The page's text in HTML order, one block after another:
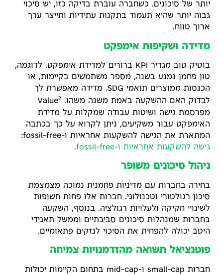
יותר של סיכונים. כשחברה עוברת בדיקה כזו, יש סיכוי
גבוה יותר שהיא תעמוד בתקנות עתידיות ותייצר ערך
ארוך טווח.
מדידה ושקיפות אימפקט
בוטיק טוב מגדיר KPI ברורים למדידת אימפקט. לדוגמה,
טון פחמן נמנע בשנה, מספר משתמשים בקיימות, או
הכנסות ממוצרים תואמי SDG. מדידה מאפשרת לך
לבדוק האם ההשקעה באמת משנה משהו. Value 2
מפרסמת גישה ושיטות עבודה שמקלות על מדידת
האימפקט עבור משקיעים, ניתן לקרוא על כך בכתבה
המתארת את הגישה להשקעות אחראיות ו-fossil-free:
גישה להשקעות אחראיות ו-fossil-free
.
ניהול סיכונים משופר
בחירה בחברות עם מדיניות פחמנית נמוכה מצמצמת
סיכון רגולטורי וטכנולוגי. חברות אלו פחות חשופות
לשינויי חקיקה ולעלויות רגולציה. בנוסף, השקעה
בחברות שמנהלות סיכונים סביבתיים וממשל תאגידי
היטב יכולה להפחית את הסיכוי לנזקים פתאומיים.
פוטנציאל תשואה מהזדמנויות צמיחה
חברות small-cap ו-mid-cap בתחום הקיימות יכולות